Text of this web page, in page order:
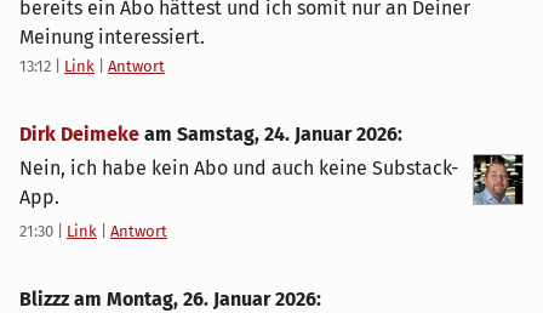
bereits ein Abo hättest und ich somit nur an Deiner
Meinung interessiert.
13:12 Link Antwort
Dirk Deimeke am Samstag, 24. Januar 2026:
Nein, ich habe kein Abo und auch keine Substack-
App.
21:30 Link Antwort
Blizzz am Montag, 26. Januar 2026: